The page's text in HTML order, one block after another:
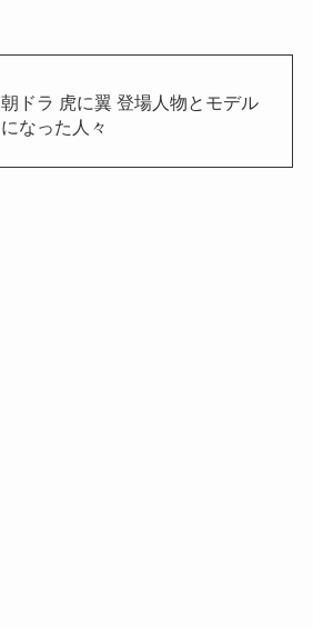
朝ドラ 虎に翼 登場人物とモデル
になった人々